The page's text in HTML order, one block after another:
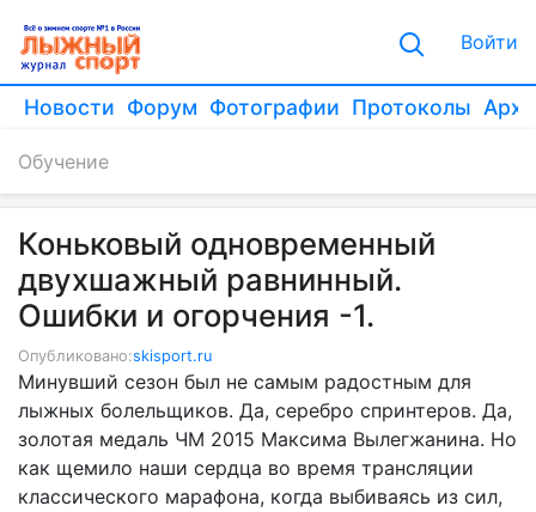
Войти
Новости Форум Фотографии Протоколы
Обучение
Коньковый одновременный
двухшажный равнинный.
Ошибки и огорчения -1.
Опубликовано:skisport.ru
Минувший сезон был не самым радостным для
лыжных болельщиков. Да, серебро спринтеров. Да,
золотая медаль ЧМ 2015 Максима Вылегжанина. Но
как щемило наши сердца во время трансляции
классического марафона, когда выбиваясь из сил,